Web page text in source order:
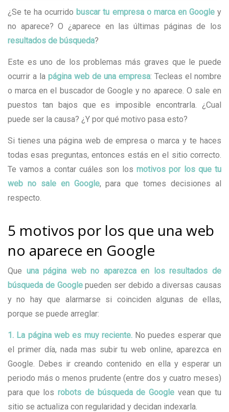
¿Se te ha ocurrido buscar tu empresa o marca en Googley
no aparece? O ¿aparece en las últimas páginas de los
resultados de búsqueda?
Este es uno de los problemas más graves que le puede
ocurrir a la página web de una empresa: Tecleas el nombre
o marca en el buscador de Google y no aparece. O sale en
puestos tan bajos que es imposible encontrarla. ¿Cual
puede ser la causa? ¿Y por qué motivo pasa esto?
Si tienes una página web de empresa o marca y te haces
todas esas preguntas, entonces estás en el sitio correcto.
Te vamos a contar cuáles son losmotivos por los que tu
web no sale en Google, para que tomes decisiones al
respecto.
5 motivos por los que una web
no aparece en Google
Que una página web no aparezca en los resultados de
búsqueda de Googlepueden ser debido a diversas causas
y no hay que alarmarse si coinciden algunas de ellas,
porque se puede arreglar:
1. La página web es muy reciente.No puedes esperar que
el primer día, nada mas subir tu web online, aparezca en
Google. Debes ir creando contenido en ella y esperar un
periodo más o menos prudente (entre dos y cuatro meses)
para que losrobots de búsqueda de Googlevean que tu
sitio se actualiza con regularidad y decidan indexarla.